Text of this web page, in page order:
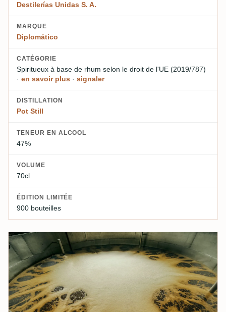
Destilerías Unidas S. A.
MARQUE
Diplomático
CATÉGORIE
Spiritueux à base de rhum selon le droit de l'UE (2019/787)
· en savoir plus · signaler
DISTILLATION
Pot Still
TENEUR EN ALCOOL
47%
VOLUME
70cl
ÉDITION LIMITÉE
900 bouteilles